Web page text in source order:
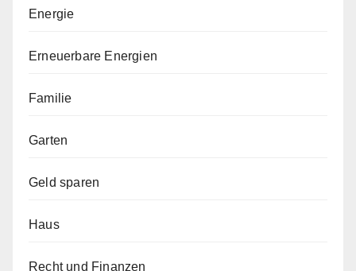
Energie
Erneuerbare Energien
Familie
Garten
Geld sparen
Haus
Recht und Finanzen